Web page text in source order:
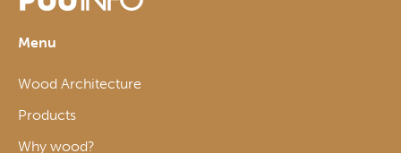
Menu
Wood Architecture
Products
Why wood?